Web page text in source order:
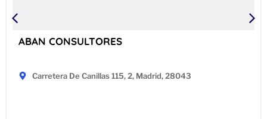
ABAN CONSULTORES
Carretera De Canillas 115, 2, Madrid, 28043